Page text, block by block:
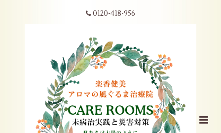
0120-418-956